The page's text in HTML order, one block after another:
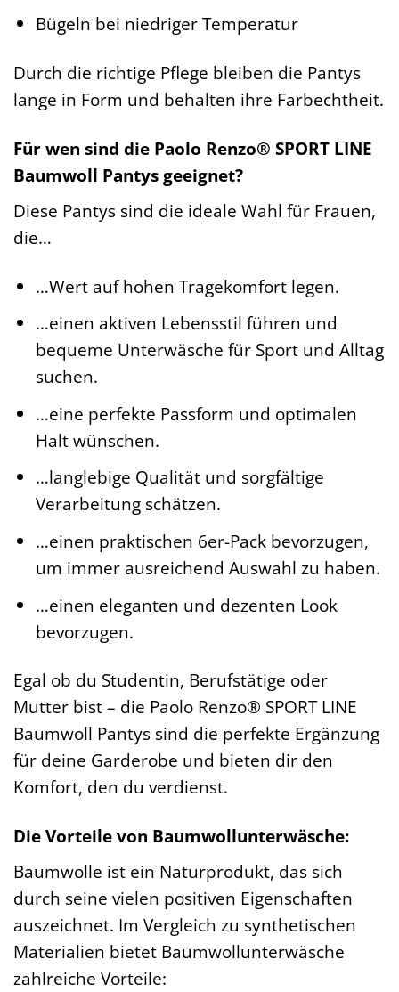
Bügeln bei niedriger Temperatur
Durch die richtige Pflege bleiben die Pantys
lange in Form und behalten ihre Farbechtheit.
Für wen sind die Paolo Renzo® SPORT LINE
Baumwoll Pantys geeignet?
Diese Pantys sind die ideale Wahl für Frauen,
die…
…Wert auf hohen Tragekomfort legen.
…einen aktiven Lebensstil führen und
bequeme Unterwäsche für Sport und Alltag
suchen.
…eine perfekte Passform und optimalen
Halt wünschen.
…langlebige Qualität und sorgfältige
Verarbeitung schätzen.
…einen praktischen 6er-Pack bevorzugen,
um immer ausreichend Auswahl zu haben.
…einen eleganten und dezenten Look
bevorzugen.
Egal ob du Studentin, Berufstätige oder
Mutter bist – die Paolo Renzo® SPORT LINE
Baumwoll Pantys sind die perfekte Ergänzung
für deine Garderobe und bieten dir den
Komfort, den du verdienst.
Die Vorteile von Baumwollunterwäsche:
Baumwolle ist ein Naturprodukt, das sich
durch seine vielen positiven Eigenschaften
auszeichnet. Im Vergleich zu synthetischen
Materialien bietet Baumwollunterwäsche
zahlreiche Vorteile: